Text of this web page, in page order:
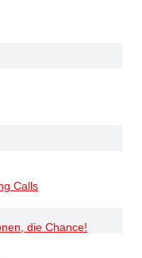
Calls
die Chance!